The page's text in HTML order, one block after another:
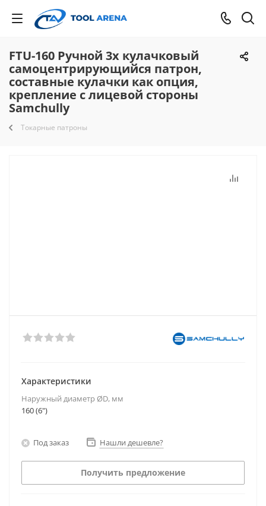
FTU-160 Ручной 3х кулачковый
самоцентрирующийся патрон,
составные кулачки как опция,
крепление с лицевой стороны
Samchully
Токарные патроны
Характеристики
Наружный диаметр ØD, мм
160 (6")
Под заказ Нашли дешевле?
Получить предложение